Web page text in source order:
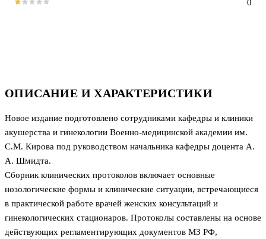
ОПИСАНИЕ И ХАРАКТЕРИСТИКИ
Новое издание подготовлено сотрудниками кафедры и клиники
акушерства и гинекологии Военно-медицинской академии им.
С.М. Кирова под руководством начальника кафедры доцента А.
А. Шмидта.
Сборник клинических протоколов включает основные
нозологические формы и клинические ситуации, встречающиеся
в практической работе врачей женских консультаций и
гинекологических стационаров. Протоколы составлены на основе
действующих регламентирующих документов МЗ РФ,
0